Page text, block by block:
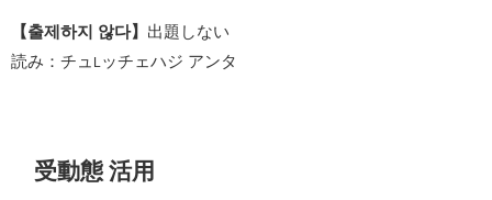
【출제하지 않다】 出題しない
読み：チュ
ッチェハジ アンタ
受動態 活用